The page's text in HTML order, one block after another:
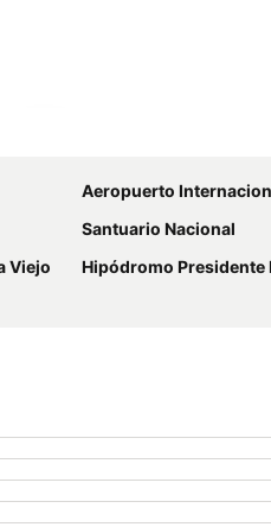
Aeropuerto Internacional Marcos A
Santuario Nacional
Viejo
Hipódromo Presidente